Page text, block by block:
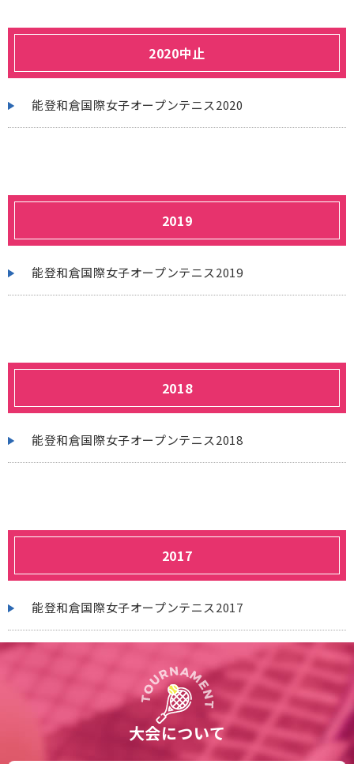
2020中止
能登和倉国際女子オープンテニス2020
2019
能登和倉国際女子オープンテニス2019
2018
能登和倉国際女子オープンテニス2018
2017
能登和倉国際女子オープンテニス2017
大会について